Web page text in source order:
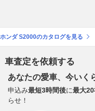
ホンダ S2000のカタログを見る
車査定を依頼する
あなたの愛車、今いく
申込み最短3時間後に最大
らせ！